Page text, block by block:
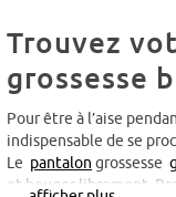
Trouvez
grossesse
Pour être à l’aise
indispensable de se
Le pantalon grossesse
et bouger librement.